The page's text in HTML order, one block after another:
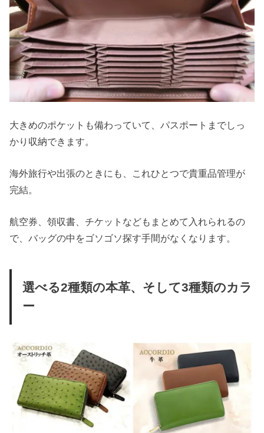
大きめのポケットも備わっていて、パスポートまでしっ
かり収納できます。
海外旅行や出張のときにも、これひとつで貴重品管理が
完結。
航空券、領収書、チケットなどもまとめて入れられるの
で、バッグの中をゴソゴソ探す手間がなくなります。
選べる2種類の本革、そして3種類のカラ
ー